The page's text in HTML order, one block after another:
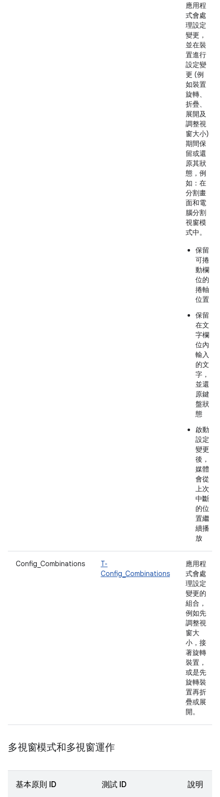
應用程
式會處
理設定
變更，
並在裝
置進行
設定變
更 (例
如裝置
旋轉、
折疊、
展開及
調整視
窗大小)
期間保
留或還
原其狀
態，例
如：在
分割畫
面和電
腦分割
視窗模
式中。
保留
可捲
動欄
位的
捲軸
位置
保留
在文
字欄
位內
輸入
的文
字，
並還
原鍵
盤狀
態
啟動
設定
變更
後，
媒體
會從
上次
中斷
的位
置繼
續播
放
Config_Combinations
T-
Config_Combinations
應用程
式會處
理設定
變更的
組合，
例如先
調整視
窗大
小，接
著旋轉
裝置，
或是先
旋轉裝
置再折
疊或展
開。
多視窗模式和多視窗運作
基本原則 ID 測試 ID 說明